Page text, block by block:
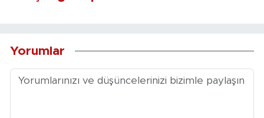
Yorumlar